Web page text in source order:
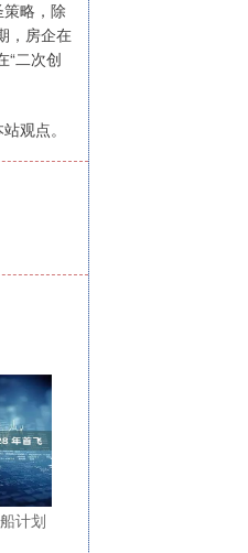
略，除
，房企在
“二次创
观点。
计划